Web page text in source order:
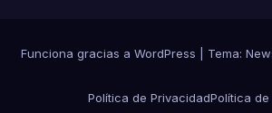
Funciona gracias a WordPress Tema:
Política de PrivacidadPolítica